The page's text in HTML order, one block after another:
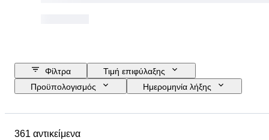
Φίλτρα
Τιμή επιφύλαξης
Προϋπολογισμός
Ημερομηνία λήξης
Αντικείμενο
361 αντικείμενα